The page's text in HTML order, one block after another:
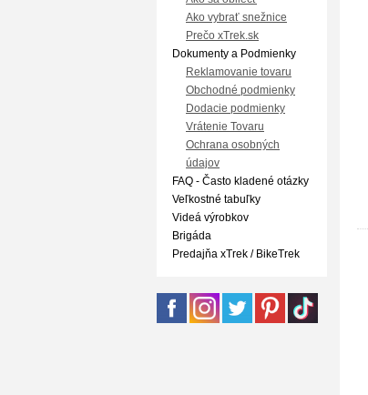
Ako vybrať snežnice
Prečo xTrek.sk
Dokumenty a Podmienky
Reklamovanie tovaru
Obchodné podmienky
Dodacie podmienky
Vrátenie Tovaru
Ochrana osobných
údajov
FAQ - Často kladené otázky
Veľkostné tabuľky
Videá výrobkov
Brigáda
Predajňa xTrek / BikeTrek